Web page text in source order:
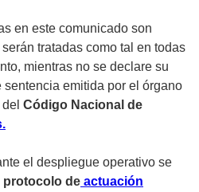
en este comunicado son
tratadas como tal en todas
mientras no se declare su
emitida por el órgano
Código Nacional de
el despliegue operativo se
protocolo de actuación